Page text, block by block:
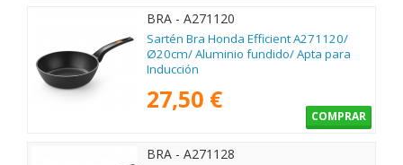
BRA - A271120
Sartén Bra Honda Efficient A271120/
Ø20cm/ Aluminio fundido/ Apta para
Inducción
27,50 €
COMPRAR
BRA - A271128